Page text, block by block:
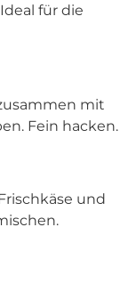
für die
mit
Fein hacken.
und